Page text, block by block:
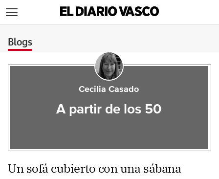
Blogs
Cecilia Casado
A partir de los 50
Un sofá cubierto con una sábana